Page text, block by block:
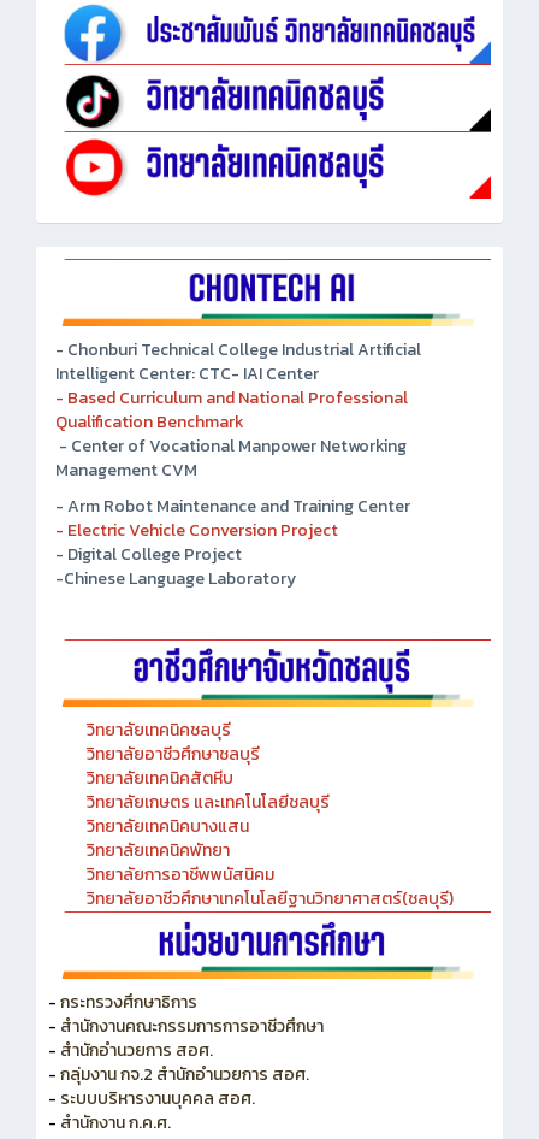
- Chonburi Technical College Industrial Artificial
Intelligent Center: CTC- IAI Center
- Based Curriculum and National Professional
Qualification Benchmark
- Center of Vocational Manpower Networking
Management CVM
- Arm Robot Maintenance and Training Center
- Electric Vehicle Conversion Project
- Digital College Project
-Chinese Language Laboratory
วิทยาลัยเทคนิคชลบุรี
วิทยาลัยอาชีวศึกษาชลบุรี
วิทยาลัยเทคนิคสัตหีบ
วิทยาลัยเกษตร และเทคโนโลยีชลบุรี
วิทยาลัยเทคนิคบางแสน
วิทยาลัยเทคนิคพัทยา
วิทยาลัยการอาชีพพนัสนิคม
วิทยาลัยอาชีวศึกษาเทคโนโลยีฐานวิทยาศาสตร์(ชลบุรี)
-กระทรวงศึกษาธิการ
- สำนักงานคณะกรรมการการอาชีวศึกษา
- สำนักอำนวยการ สอศ.
-กลุ่มงาน กจ.2 สำนักอำนวยการ สอศ.
- ระบบบริหารงานบุคคล สอศ.
- สำนักงาน ก.ค.ศ.